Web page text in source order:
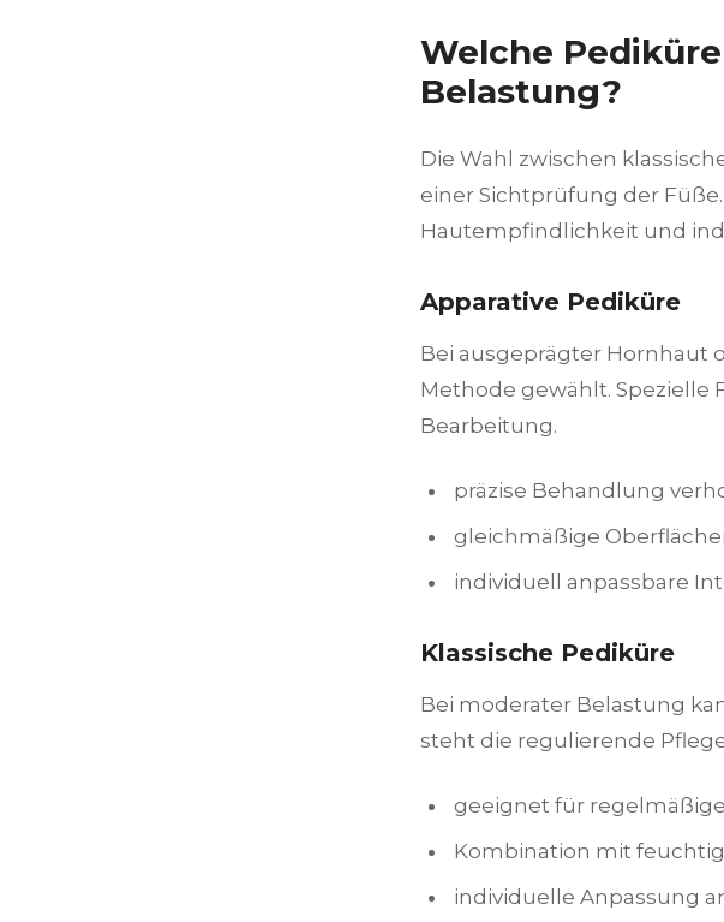
Welche
Belastung?
Die Wahl zwischen
einer Sichtprüfung der
Hautempfindlichkeit und
Apparative Pediküre
Bei ausgeprägter Hornhaut
Methode gewählt. Spezielle
Bearbeitung.
präzise Behandlung
gleichmäßige
individuell anpassbare
Klassische Pediküre
Bei moderater Belastung
steht die regulierende
geeignet für
Kombination mit
individuelle Anpassung